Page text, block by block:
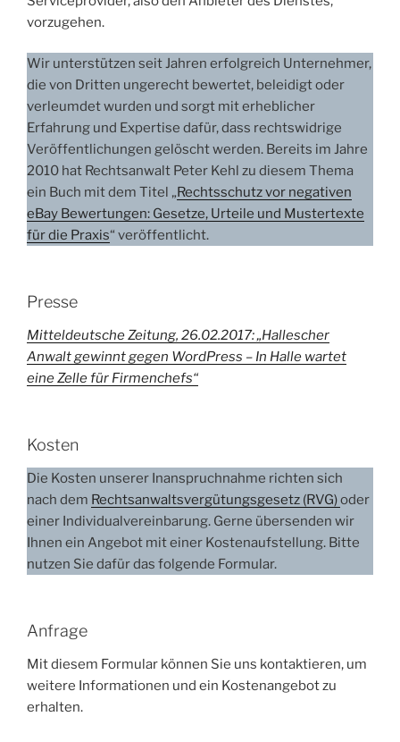
vorzugehen.
Wir unterstützen seit Jahren erfolgreich Unternehmer,
die von Dritten ungerecht bewertet, beleidigt oder
verleumdet wurden und sorgt mit erheblicher
Erfahrung und Expertise dafür, dass rechtswidrige
Veröffentlichungen gelöscht werden. Bereits im Jahre
2010 hat Rechtsanwalt Peter Kehl zu diesem Thema
ein Buch mit dem Titel „Rechtsschutz vor negativen
eBay Bewertungen: Gesetze, Urteile und Mustertexte
für die Praxis“ veröffentlicht.
Presse
Mitteldeutsche Zeitung, 26.02.2017: „Hallescher
Anwalt gewinnt gegen WordPress – In Halle wartet
eine Zelle für Firmenchefs“
Kosten
Die Kosten unserer Inanspruchnahme richten sich
nach dem Rechtsanwaltsvergütungsgesetz (RVG)oder
einer Individualvereinbarung. Gerne übersenden wir
Ihnen ein Angebot mit einer Kostenaufstellung. Bitte
nutzen Sie dafür das folgende Formular.
Anfrage
Mit diesem Formular können Sie uns kontaktieren, um
weitere Informationen und ein Kostenangebot zu
erhalten.